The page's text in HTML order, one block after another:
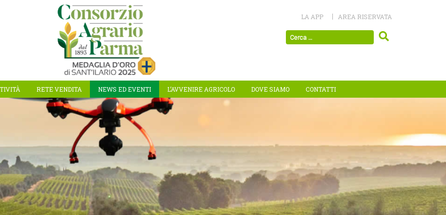
LA APP AREA RISERVATA
RETE VENDITA NEWS ED EVENTI L’AVVENIRE AGRICOLO DOVE SIAMO CONTATTI